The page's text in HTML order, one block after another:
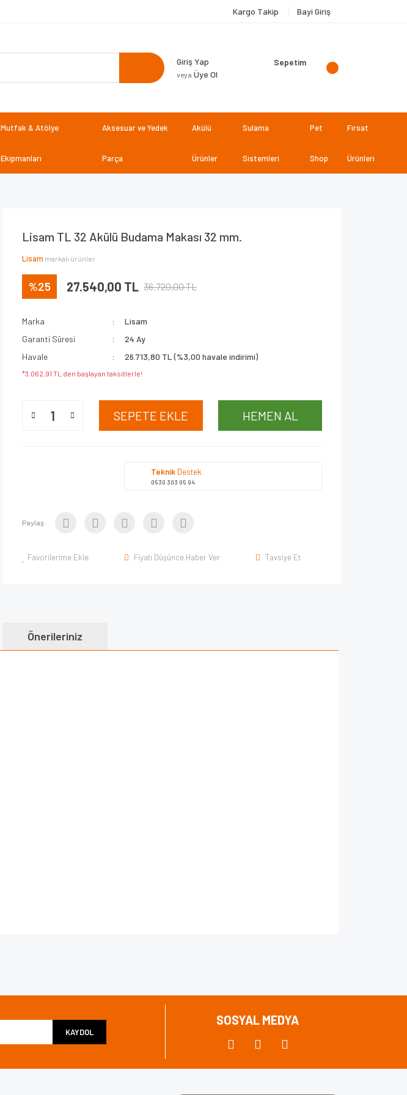
Kargo Takip Bayi Giriş
Giriş Yap
veya Üye Ol
Sepetim
Mutfak & Atölye
Ekipmanları
Aksesuar ve Yedek
Parça
Akülü
Ürünler
Sulama
Sistemleri
Pet
Shop
Fırsat
Ürünleri
Lisam TL 32 Akülü Budama Makası 32 mm.
Lisam markalı ürünler
%25 27.540,00 TL 36.720,00 TL
Marka
Lisam
Garanti Süresi
24 Ay
Havale
26.713,80 TL (%3,00 havale indirimi)
*3.062,91 TL den başlayan taksitlerle!
SEPETE EKLE HEMEN AL
Teknik Destek
0530 303 05 94
Paylaş:
Favorilerime Ekle Fiyatı Düşünce Haber Ver Tavsiye Et
Önerileriniz
KAYDOL
SOSYAL MEDYA